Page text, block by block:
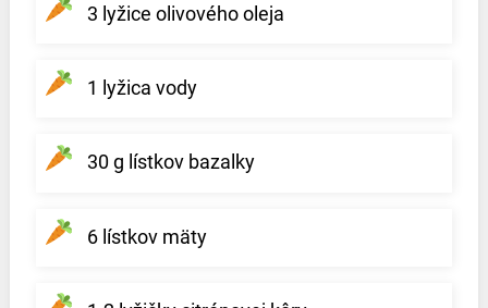
3 lyžice olivového oleja
1 lyžica vody
30 g lístkov bazalky
6 lístkov mäty